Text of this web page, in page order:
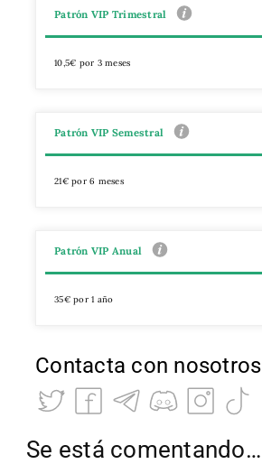
Patrón VIP Trimestral
10,5€ por 3 meses
Patrón VIP Semestral
21€ por 6 meses
Patrón VIP Anual
35€ por 1 año
Contacta con nosotros
Se está comentando…